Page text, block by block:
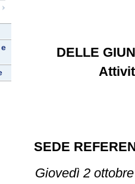
DELLE
SEDE
Giovedì 2